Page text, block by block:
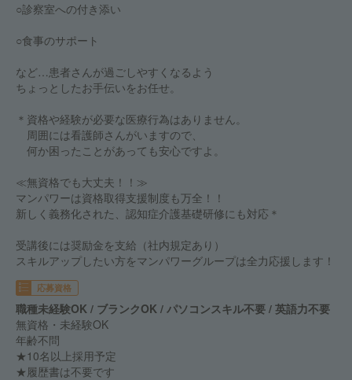
○診察室への付き添い
○食事のサポート
など…患者さんが過ごしやすくなるよう
ちょっとしたお手伝いをお任せ。
＊資格や経験が必要な医療行為はありません。
周囲には看護師さんがいますので、
何か困ったことがあっても安心ですよ。
≪無資格でも大丈夫！！≫
マンパワーは資格取得支援制度も万全！！
新しく義務化された、認知症介護基礎研修にも対応＊
受講後には奨励金を支給（社内規定あり）
スキルアップしたい方をマンパワーグループは全力応援します！
応募資格
職種未経験OK / ブランクOK / パソコンスキル不要 / 英語力不要
無資格・未経験OK
年齢不問
★10名以上採用予定
★履歴書は不要です